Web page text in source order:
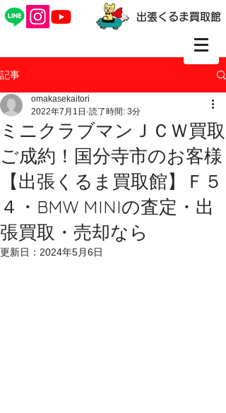
出張くるま買取館
記事
ミニクラブマンＪＣＷ買取
ご成約！国分寺市のお客様
【出張くるま買取館】Ｆ５
４・BMW MINIの査定・出
張買取・売却なら
omakasekaitori
2022年7月1日 読了時間: 3分
更新日： 2024年5月6日